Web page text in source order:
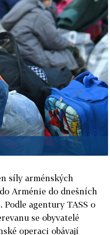
síly arménských
Arménie do dnešních
Podle agentury TASS o
se obyvatelé
operaci obávají